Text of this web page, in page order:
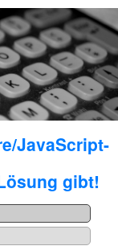
JavaScript-
gibt!